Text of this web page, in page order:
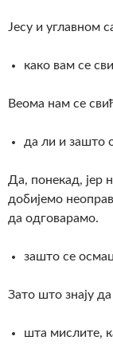
Јесу и углавном
како вам се
Веома нам се
да ли и зашто
Да, понекад, јер
добијемо
да одговарамо.
зашто се
Зато што знају
шта мислите,